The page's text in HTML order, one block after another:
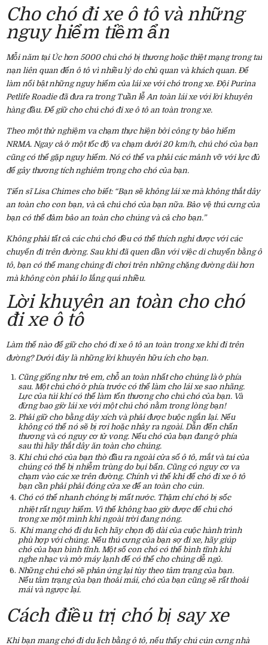
Cho chó đi xe ô tô và những
nguy hiểm tiềm ẩn
Mỗi năm tại Úc hơn 5000 chú chó bị thương hoặc thiệt mạng trong tai
nạn liên quan đến ô tô vì nhiều lý do chủ quan và khách quan. Để
làm nổi bật những nguy hiểm của lái xe với chó trong xe. Đội Purina
Petlife Roadie đã đưa ra trong Tuần lễ An toàn lái xe với lời khuyên
hàng đầu. Để giữ cho chú chó đi xe ô tô an toàn trong xe.
Theo một thử nghiệm va chạm thực hiện bởi công ty bảo hiểm
NRMA. Ngay cả ở một tốc độ va chạm dưới 20 km/h, chú chó của bạn
cũng có thể gặp nguy hiểm. Nó có thể va phải các mảnh vỡ với lực đủ
để gây thương tích nghiêm trọng cho chó của bạn.
Tiến sĩ Lisa Chimes cho biết: “Bạn sẽ không lái xe mà không thắt dây
an toàn cho con bạn, và cả chú chó của bạn nữa. Bảo vệ thú cưng của
bạn có thể đảm bảo an toàn cho chúng và cả cho bạn.”
Không phải tất cả các chú chó đều có thể thích nghi được với các
chuyến đi trên đường. Sau khi đã quen dần với việc di chuyển bằng ô
tô, bạn có thể mang chúng đi chơi trên những chặng đường dài hơn
mà không còn phải lo lắng quá nhiều.
Lời khuyên an toàn cho chó
đi xe ô tô
Làm thế nào để giữ cho chó đi xe ô tô an toàn trong xe khi đi trên
đường? Dưới đây là những lời khuyên hữu ích cho bạn.
Cũng giống như trẻ em, chỗ an toàn nhất cho chúng là ở phía
sau. Một chú chó ở phía trước có thể làm cho lái xe sao nhãng.
Lực của túi khí có thể làm tổn thương cho chú chó của bạn. Và
đừng bao giờ lái xe với một chú chó nằm trong lòng bạn!
Phải giữ cho bằng dây xích và phải được buộc ngắn lại. Nếu
không có thể nó sẽ bị rơi hoặc nhảy ra ngoài. Dẫn đến chấn
thương và có nguy cơ tử vong. Nếu chó của bạn đang ở phía
sau thì hãy thắt dây ăn toàn cho chúng.
Khi chú chó của bạn thò đầu ra ngoài cửa sổ ô tô, mắt và tai của
chúng có thể bị nhiễm trùng do bụi bẩn. Cũng có nguy cơ va
chạm vào các xe trên đường. Chính vì thế khi để chó đi xe ô tô
bạn cần phải phải đóng cửa xe để an toàn cho cún.
Chó có thể nhanh chóng bị mất nước. Thậm chí chó bị sốc
nhiệtrất nguy hiểm. Vì thế không bao giờ được để chú chó
trong xe một mình khi ngoài trời đang nóng.
Khi mang chó đi du lịch hãy chọn độ dài của cuộc hành trình
phù hợp với chúng. Nếu thú cưng của bạn sợ đi xe, hãy giúp
chó của bạn bình tĩnh. Một số con chó có thể bình tĩnh khi
nghe nhạc và mở máy lạnh để có thể cho chúng dễ ngủ.
Những chú chó sẽ phản ứng lại tùy theo tâm trạng của bạn.
Nếu tâm trạng của bạn thoải mái, chó của bạn cũng sẽ rất thoải
mái và ngược lại.
Cách điều trị chó bị say xe
Khi bạn mang chó đi du lịch bằng ô tô, nếu thấy chú cún cưng nhà